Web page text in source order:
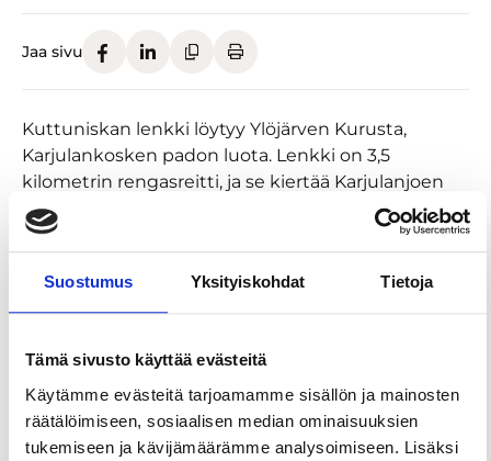
Suostumus Yksityiskohdat Tietoja
Tämä sivusto käyttää evästeitä
Käytämme evästeitä tarjoamamme sisällön ja mainosten
räätälöimiseen, sosiaalisen median ominaisuuksien
tukemiseen ja kävijämäärämme analysoimiseen. Lisäksi
Jaa sivu
Kuttuniskan lenkki löytyy Ylöjärven Kurusta,
Karjulankosken padon luota. Lenkki on 3,5
kilometrin rengasreitti, ja se kiertää Karjulanjoen
sen kummaltakin puolen. Kuttuniska on myös osa
Pirkan taivalta!
Polku on melko helppokulkuinen, ja reitin
Karjulanjoelle. Kesäisin luonto hieman villitsee
metsän siimeksessä polut ovat huomattavasti
selkeämmät. Kuttuniskan lenkki on opastein